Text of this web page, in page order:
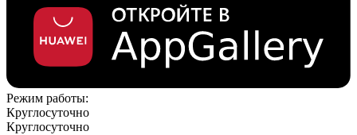
Режим работы:
Круглосуточно
Круглосуточно